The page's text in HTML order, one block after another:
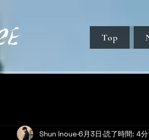
Top
Shun Inoue 6月3日 読了時間: 4分